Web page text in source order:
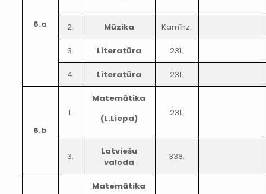
6.a 2. Mūzika Kamīnz.
3. Literatūra 231.
4. Literatūra 231.
6.b
1.
Matemātika
(L.Liepa)
231.
3.
Latviešu
valoda
338.
Matemātika